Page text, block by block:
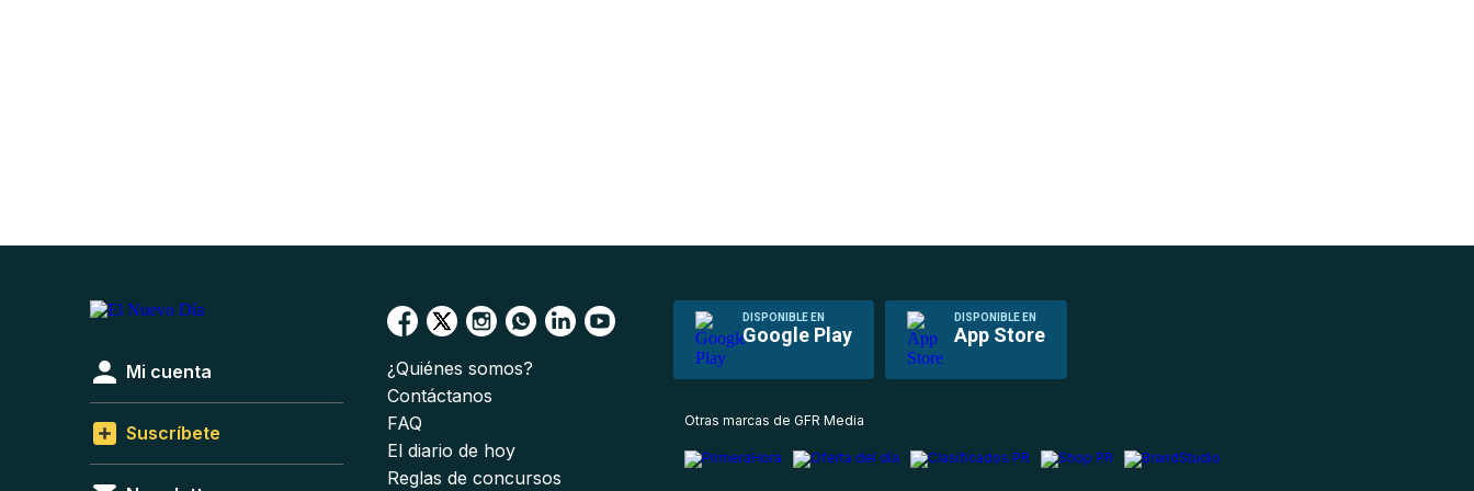
DISPONIBLE EN
Google Play
DISPONIBLE EN
App Store
Mi cuenta
Suscríbete
¿Quiénes somos?
Contáctanos
FAQ
El diario de hoy
Reglas de concursos
Otras marcas de GFR Media